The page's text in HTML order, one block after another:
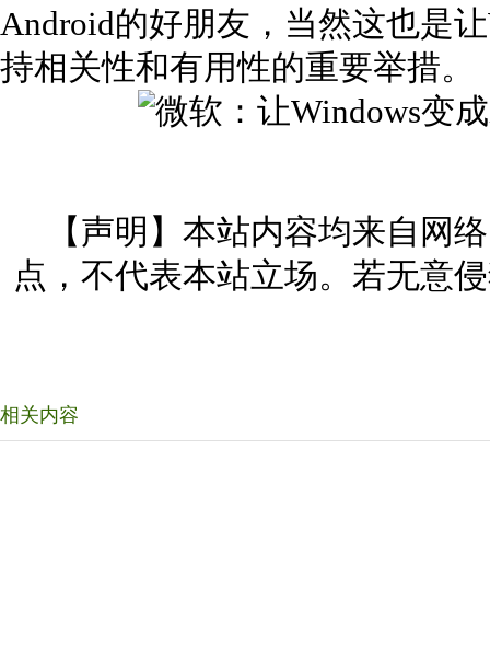
Android的好朋友，当然这也是
持相关性和有用性的重要举措。
【声明】本站内容均来自网
点，不代表本站立场。若无意
相关内容